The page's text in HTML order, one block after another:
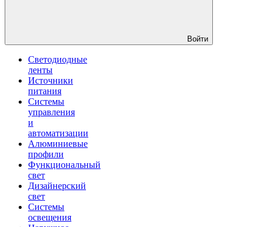
Войти
Светодиодные
ленты
Источники
питания
Системы
управления
и
автоматизации
Алюминиевые
профили
Функциональный
свет
Дизайнерский
свет
Системы
освещения